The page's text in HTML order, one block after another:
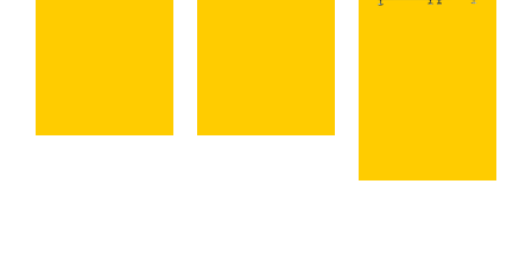
Vedi i Scopri il
Linea